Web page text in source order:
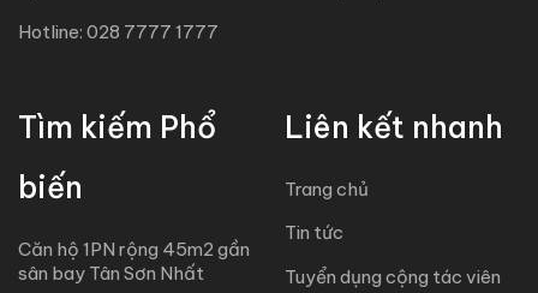
Hotline: 028 7777 1777
Tìm kiếm Phổ
biến
Căn hộ 1PN rộng 45m2 gần
sân bay Tân Sơn Nhất
Liên kết nhanh
Trang chủ
Tin tức
Tuyển dụng cộng tác viên